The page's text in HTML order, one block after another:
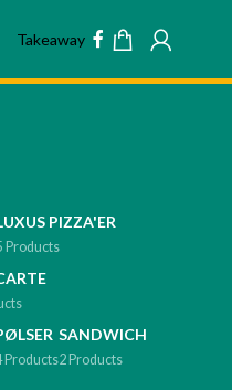
Takeaway
PIZZA'ER
Products
Products
SANDWICH
2 Products